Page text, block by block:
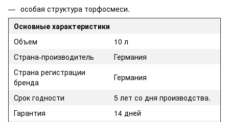
особая структура торфосмеси.
Основные характеристики
Объем
10 л
Страна-производитель
Германия
Страна регистрации
бренда
Германия
Срок годности
5 лет со дня производства.
Гарантия
14 дней